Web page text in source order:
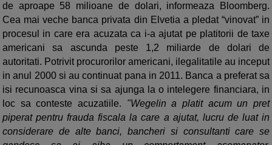
de aproape 58 milioane de dolari, informeaza Bloomberg.
Cea mai veche banca privata din Elvetia a pledat “vinovat” in
procesul in care era acuzata ca i-a ajutat pe platitorii de taxe
americani sa ascunda peste 1,2 miliarde de dolari de
autoritati. Potrivit procurorilor americani, ilegalitatile au inceput
in anul 2000 si au continuat pana in 2011. Banca a preferat sa
isi recunoasca vina si sa ajunga la o intelegere financiara, in
loc sa conteste acuzatiile. "Wegelin a platit acum un pret
piperat pentru frauda fiscala la care a ajutat, lucru de luat in
considerare de alte banci, bancheri si consultanti care se